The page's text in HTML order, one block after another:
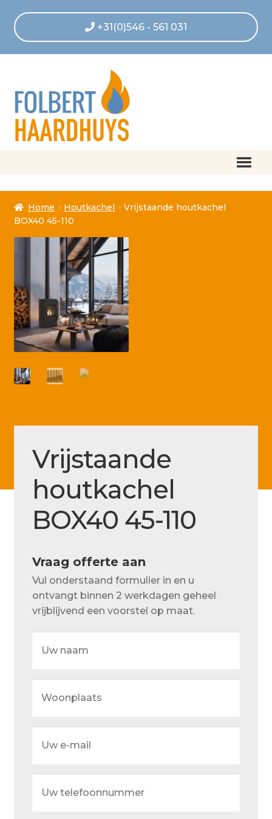
+31(0)546 - 561 031
Afrekenen
Algemene voorwaarden
Betaling geannuleerd
Betaling voltooid
Blog
Contact
FAQ
Klantenservice
Betaalmethode
Actueel
Ons team
Retouren – Geschillen – Garantie
Service en onderhoud
Verzending en bezorging
Winkelmand
Home Houtkachel
Vrijstaande houtkachel
BOX40 45-110
Vrijstaande
houtkachel
BOX40 45-110
Vraag offerte aan
Vul onderstaand formulier in en u
ontvangt binnen 2 werkdagen geheel
vrijblijvend een voorstel op maat.
naam
telefoonnummer